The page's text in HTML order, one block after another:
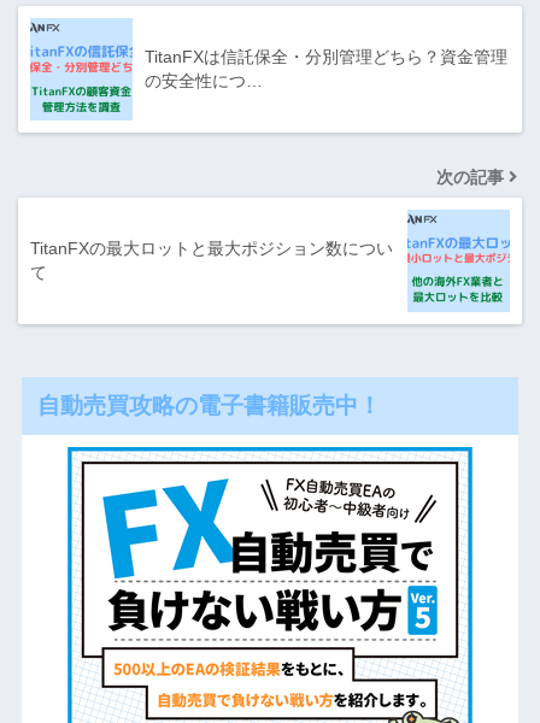
TitanFXは信託保全・分別管理どちら？資金管理
の安全性につ…
次の記事
TitanFXの最大ロットと最大ポジション数につい
て
自動売買攻略の電子書籍販売中！